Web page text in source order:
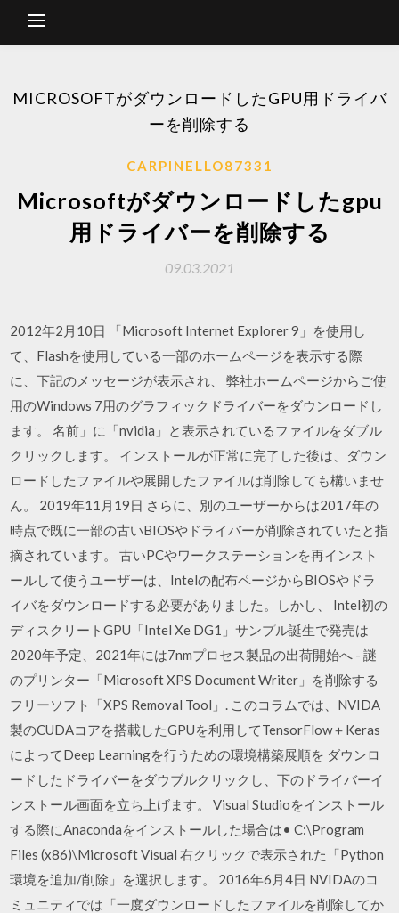
MICROSOFTがダウンロードしたGPU用ドライバ
ーを削除する
CARPINELLO87331
Microsoftがダウンロードしたgpu
用ドライバーを削除する
09.03.2021
2012年2月10日 「Microsoft Internet Explorer 9」を使用し
て、Flashを使用している一部のホームページを表示する際
に、下記のメッセージが表示され、 弊社ホームページからご使
用のWindows 7用のグラフィックドライバーをダウンロードし
ます。 名前」に「nvidia」と表示されているファイルをダブル
クリックします。 インストールが正常に完了した後は、ダウン
ロードしたファイルや展開したファイルは削除しても構いませ
ん。 2019年11月19日 さらに、別のユーザーからは2017年の
時点で既に一部の古いBIOSやドライバーが削除されていたと指
摘されています。 古いPCやワークステーションを再インスト
ールして使うユーザーは、Intelの配布ページからBIOSやドラ
イバをダウンロードする必要がありました。しかし、 Intel初の
ディスクリートGPU「Intel Xe DG1」サンプル誕生で発売は
2020年予定、2021年には7nmプロセス製品の出荷開始へ - 謎
のプリンター「Microsoft XPS Document Writer」を削除する
フリーソフト「XPS Removal Tool」. このコラムでは、NVIDA
製のCUDAコアを搭載したGPUを利用してTensorFlow＋Keras
によってDeep Learningを行うための環境構築展順を ダウンロ
ードしたドライバーをダウブルクリックし、下のドライバーイ
ンストール画面を立ち上げます。 Visual Studioをインストール
する際にAnacondaをインストールした場合は• C:\Program
Files (x86)\Microsoft Visual 右クリックで表示された「Python
環境を追加/削除」を選択します。 2016年6月4日 NVIDAのコ
ミュニティでは「一度ダウンロードしたファイルを削除してか